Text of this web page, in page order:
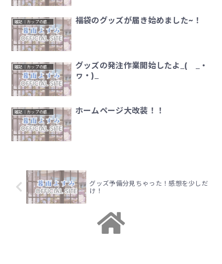
福袋のグッズが届き始めました~！
雑記｜カップの底のひとりごと
グッズの発注作業開始したよ_( _・
ヮ・)_
雑記｜カップの底のひとりごと ホームページ大改装！！
グッズ予備分見ちゃった！感想を少しだ
け！